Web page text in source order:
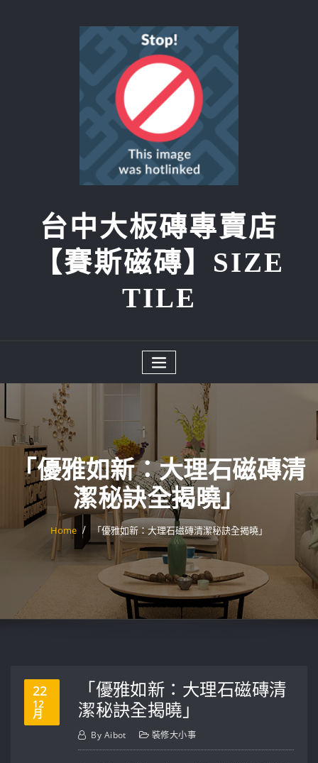
台中大板磚專賣店
【賽斯磁磚】SIZE
TILE
「優雅如新：大理石磁磚清
潔秘訣全揭曉」
Home 「優雅如新：大理石磁磚清潔秘訣全揭曉」
22
12
月
「優雅如新：大理石磁磚清
潔秘訣全揭曉」
By Aibot 裝修大小事